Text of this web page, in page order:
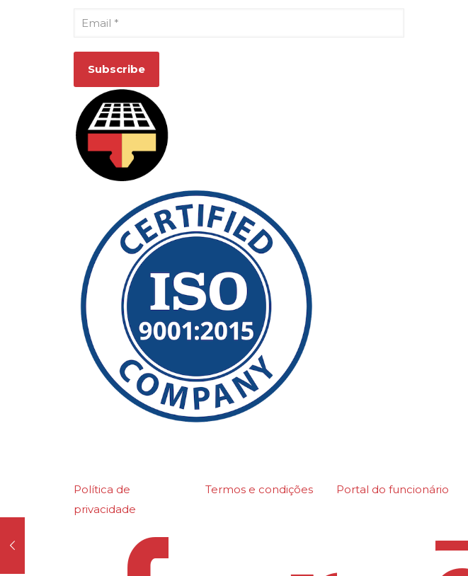
Política de
privacidade
Termos e condições Portal do funcionário